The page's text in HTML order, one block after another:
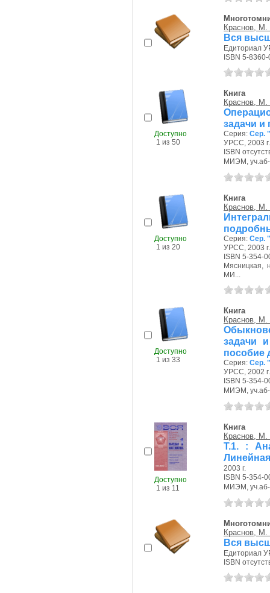
Краснов,
Вся
Едиториал
ISBN 5-
Доступно
1 из 50
Книга
Краснов,
задачи
Серия: Сер.
УРСС, 2003 г.
ISBN
МИЭМ, уч.аб-
Доступно
1 из 20
Книга
Краснов,
Серия: Сер.
УРСС, 2003 г.
ISBN 5-354-
Мясницкая,
МИ...
Доступно
1 из 33
Книга
Краснов,
задачи
пособие
Серия: Сер.
УРСС, 2002 г.
ISBN 5-354-
МИЭМ, уч.аб-
Доступно
1 из 11
Книга
Краснов,
Т.1. :
2003 г.
ISBN 5-354-
МИЭМ, уч.аб-
Краснов,
Вся
Едиториал
ISBN